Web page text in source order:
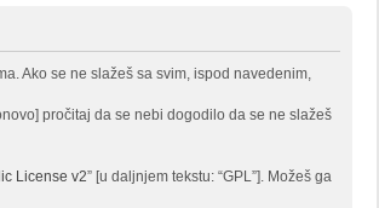
Ako se ne slažeš sa svim, ispod navedenim,
pročitaj da se nebi dogodilo da se ne slažeš
License v2” [u daljnjem tekstu: “GPL”]. Možeš ga